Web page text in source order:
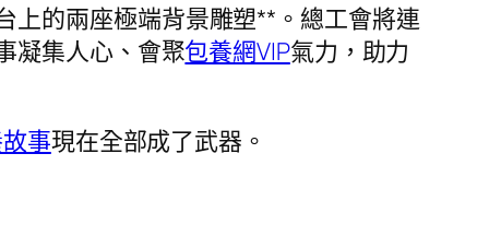
上的兩座極端背景雕塑**。總工會將連
凝集人心、會聚包養網VIP氣力，助力
事現在全部成了武器。